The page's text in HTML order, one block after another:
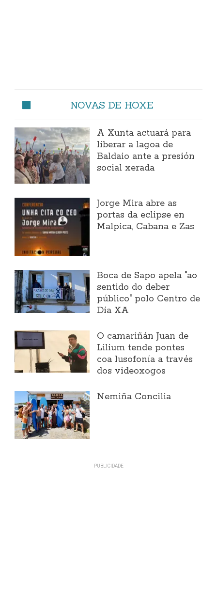
NOVAS DE HOXE
A Xunta actuará para
liberar a lagoa de
Baldaio ante a presión
social xerada
Jorge Mira abre as
portas da eclipse en
Malpica, Cabana e Zas
Boca de Sapo apela "ao
sentido do deber
público" polo Centro de
Día XA
O camariñán Juan de
Lilium tende pontes
coa lusofonía a través
dos videoxogos
Nemiña Concilia